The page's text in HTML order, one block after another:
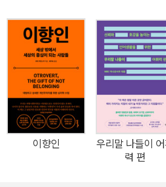
로서 단어는 우리의 가장 가깝고 친밀
에 따라 변화해왔다. 단어도 사람처럼 태어나서 성장하고 노쇠하
며 끝내는 죽기도 합니다. 다만 단어의
떤 단어는 선사 시대부터 현재까지 쓰
쓰이다 사라지는 것도 있지요. 단어의
변화상, 민족의 역사, 세태의 변천을 볼 수 있습
서 생명체가 생명을 유지하여 나가는 힘인 생명력을 지니듯이 단
어에도 생명력이 있다. 세월이 변함에
히 쓰임이 사라지고 새로운 단어가 생
이향인
우리말 나들이 어
력 편